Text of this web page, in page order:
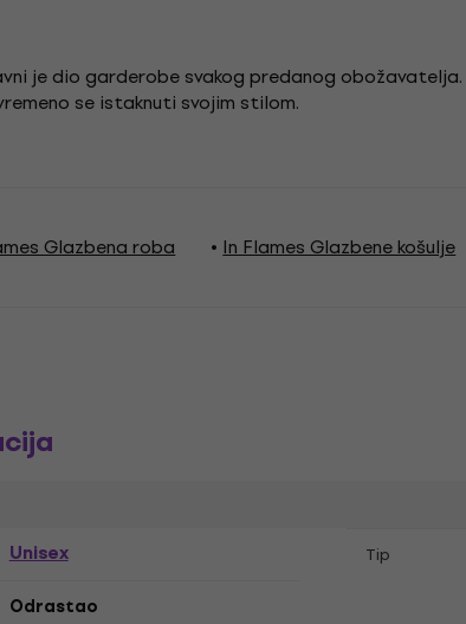
je dio garderobe svakog predanog
se istaknuti svojim stilom.
Glazbena roba In Flames Glazbene košulje
Unisex Tip
Odrastao